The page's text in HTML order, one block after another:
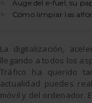
Auge del e-fuel, su
Cómo limpiar las
La digitalización,
llegando a todos los
Tráfico ha querido
actualidad puedes
móvil y del ordenador.